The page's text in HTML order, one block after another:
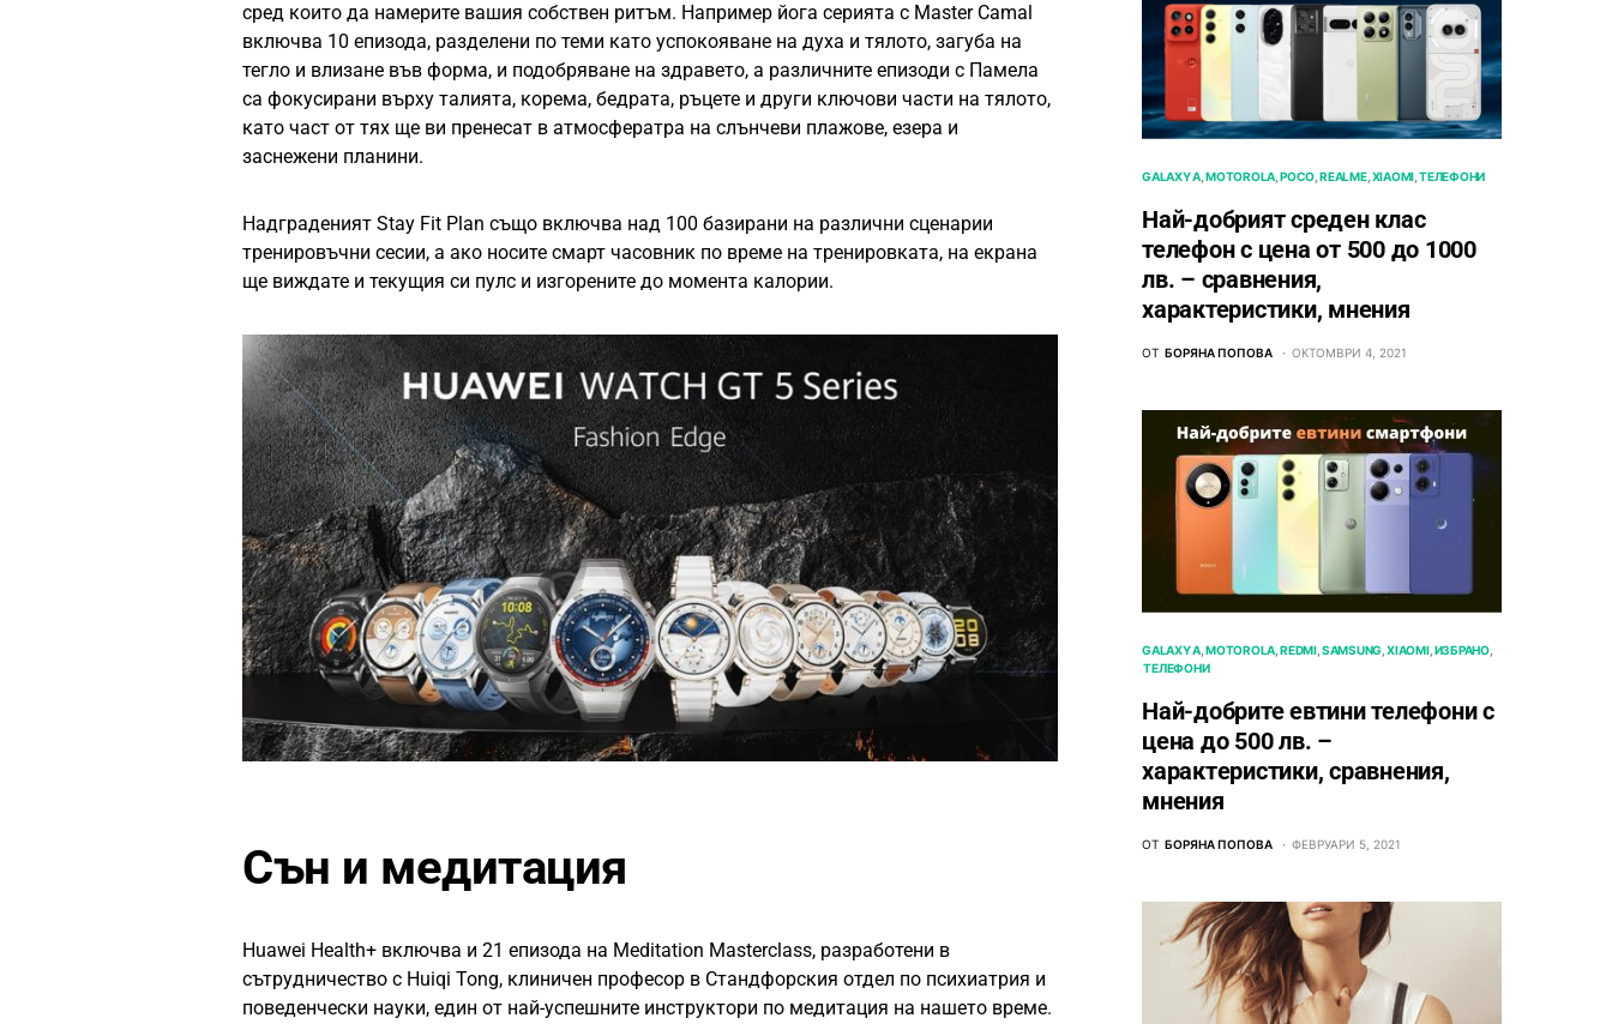
сред които да намерите вашия собствен ритъм. Например йога серията с Master Camal
включва 10 епизода, разделени по теми като успокояване на духа и тялото, загуба на
тегло и влизане във форма, и подобряване на здравето, а различните епизоди с Памела
са фокусирани върху талията, корема, бедрата, ръцете и други ключови части на тялото,
като част от тях ще ви пренесат в атмосфератра на слънчеви плажове, езера и
заснежени планини.
Надграденият Stay Fit Plan също включва над 100 базирани на различни сценарии
тренировъчни сесии, а ако носите смарт часовник по време на тренировката, на екрана
ще виждате и текущия си пулс и изгорените до момента калории.
Сън и медитация
Huawei Health+ включва и 21 епизода на Meditation Masterclass, разработени в
сътрудничество с Huiqi Tong, клиничен професор в Стандфорския отдел по психиатрия и
поведенчески науки, един от най-успешните инструктори по медитация на нашето време.
GALAXY A MOTOROLA POCO REALME XIAOMI ТЕЛЕФОНИ
Най-добрият среден клас
телефон с цена от 500 до 1000
лв. – сравнения,
характеристики, мнения
ОТ БОРЯНА ПОПОВА ОКТОМВРИ 4, 2021
GALAXY A MOTOROLA REDMI SAMSUNG XIAOMI ИЗБРАНО
ТЕЛЕФОНИ
Най-добрите евтини телефони с
ценa до 500 лв. –
характeристики, сравнения,
мнения
ОТ БОРЯНА ПОПОВА ФЕВРУАРИ 5, 2021